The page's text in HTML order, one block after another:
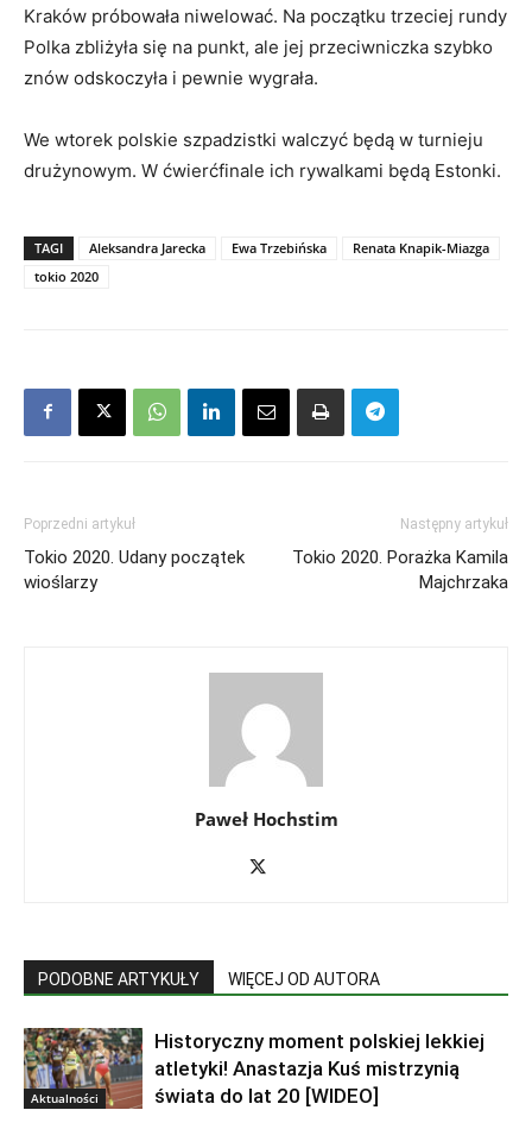
Kraków próbowała niwelować. Na początku trzeciej rundy
Polka zbliżyła się na punkt, ale jej przeciwniczka szybko
znów odskoczyła i pewnie wygrała.
We wtorek polskie szpadzistki walczyć będą w turnieju
drużynowym. W ćwierćfinale ich rywalkami będą Estonki.
TAGI Aleksandra Jarecka Ewa Trzebińska
Renata Knapik-Miazga
tokio 2020
Poprzedni artykuł
Tokio 2020. Udany początek
wioślarzy
Następny artykuł
Tokio 2020. Porażka Kamila
Majchrzaka
Paweł Hochstim
PODOBNE ARTYKUŁY WIĘCEJ OD AUTORA
Aktualności
Historyczny moment polskiej lekkiej
atletyki! Anastazja Kuś mistrzynią
świata do lat 20 [WIDEO]